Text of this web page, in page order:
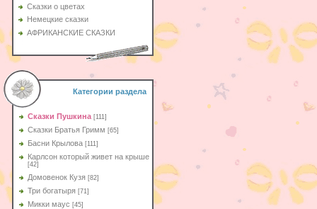
Сказки о цветах
Немецкие сказки
АФРИКАНСКИЕ СКАЗКИ
Категории раздела
Сказки Пушкина [111]
Сказки Братья Гримм [65]
Басни Крылова [111]
Карлсон который живет на крыше
[42]
Домовенок Кузя [82]
Три богатыря [71]
Микки маус [45]